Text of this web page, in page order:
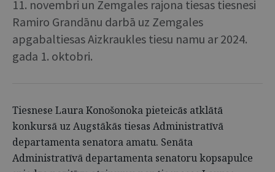
11. novembri un Zemgales rajona tiesas tiesnesi
Ramiro Grandānu darbā uz Zemgales
apgabaltiesas Aizkraukles tiesu namu ar 2024.
gada 1. oktobri.
Tiesnese Laura Konošonoka pieteicās atklātā
konkursā uz Augstākās tiesas Administratīvā
departamenta senatora amatu. Senāta
Administratīvā departamenta senatoru kopsapulce